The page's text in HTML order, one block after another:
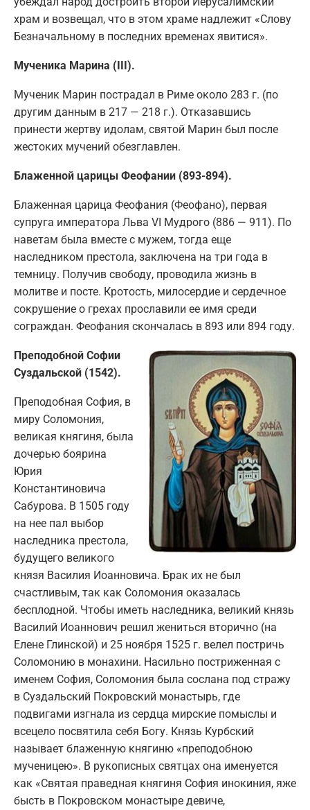
храм и возвещал, что в этом храме надлежит «Слову
Безначальному в последних временах явитися».
Мученика Марина (III).
Мученик Марин пострадал в Риме около 283 г. (по
другим данным в 217 — 218 г.). Отказавшись
принести жертву идолам, святой Марин был после
жестоких мучений обезглавлен.
Блаженной царицы Феофании (893-894).
Блаженная царица Феофания (Феофано), первая
супруга императора Льва VI Мудрого (886 — 911). По
наветам была вместе с мужем, тогда еще
наследником престола, заключена на три года в
темницу. Получив свободу, проводила жизнь в
молитве и посте. Кротость, милосердие и сердечное
сокрушение о грехах прославили ее имя среди
сограждан. Феофания скончалась в 893 или 894 году.
Преподобной Софии
Суздальской (1542).
Преподобная София, в
миру Соломония,
великая княгиня, была
дочерью боярина
Юрия
Константиновича
Сабурова. В 1505 году
на нее пал выбор
наследника престола,
будущего великого
князя Василия Иоанновича. Брак их не был
счастливым, так как Соломония оказалась
бесплодной. Чтобы иметь наследника, великий князь
Василий Иоаннович решил жениться вторично (на
Елене Глинской) и 25 ноября 1525 г. велел постричь
Соломонию в монахини. Насильно постриженная с
именем София, Соломония была сослана под стражу
в Суздальский Покровский монастырь, где
подвигами изгнала из сердца мирские помыслы и
всецело посвятила себя Богу. Князь Курбский
называет блаженную княгиню «преподобною
мученицею». В рукописных святцах она именуется
как «Святая праведная княгиня София инокиния, яже
бысть в Покровском монастыре девиче,